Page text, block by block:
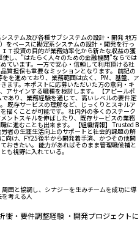
ステム及び各種サブシステムの設計・開発 地方
をベースに勘定系システムの設計・開発を行っ
Ｔ投資の目的が業務効率化から新たな収益の獲
し、”はたらく人々のための金融機関”ならでは
ています。一方で安心・信頼して利用頂ける社
質担保も重要なミッションとなります。 前記の
を進めており、業務範囲は広く、PM、基盤、ア
ます。本ポストに応募いただいた方の意向・キ
アサインする職種を検討します。 【アピールポ
あり、業務経験を通じて、高いレベルの要件定
既存サービスの理解など、じっくりとスキルア
描くことが可能です。 社内外の多くのステーク
ントスキルを伸ばしたり、既存サービスの業務
に進むことも出来ます。 【組織情報】 Trusted B
者の生涯生活向上のサポートと社会的課題の解
向け、FY25後半から開発着手済、かつその他開
おきたい。 能力があればそのまま管理職候補と
も視野に入れている。
囲と協調し、シナジーを生みチームを成功に導
考える人
衝・要件調整経験 ・開発プロジェクトに